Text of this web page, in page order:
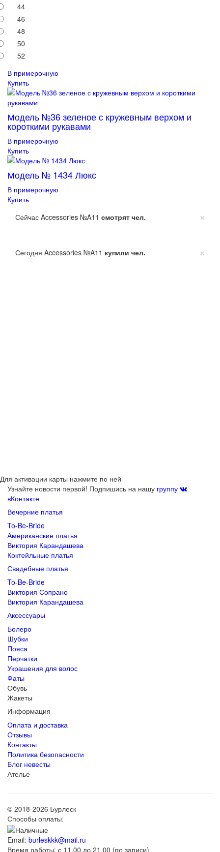
44
46
48
50
52
В примерочную
Купить
Модель №36 зеленое с кружевным верхом и
короткими рукавами
В примерочную
Купить
Модель № 1434 Люкс
В примерочную
Купить
×
Сейчас Accessories №A11 смотрят чел.
×
Сегодня Accessories №A11 купили чел.
Для активации карты нажмите по ней
Узнайте новости первой! Подпишись на нашу группу
вКонтакте
Вечерние платья
To-Be-Bride
Американские платья
Виктория Карандашева
Коктейльные платья
Свадебные платья
To-Be-Bride
Виктория Сопрано
Виктория Карандашева
Аксессуары
Болеро
Шубки
Пояса
Перчатки
Украшения для волос
Фаты
Обувь
Жакеты
Информация
Оплата и доставка
Отзывы
Контакты
Политика безопасности
Блог невесты
Ателье
© 2018-2026 Бурлеск
Способы оплаты:
Email: burleskkk@mail.ru
Время работы: с 11.00 до 21.00 (по записи)